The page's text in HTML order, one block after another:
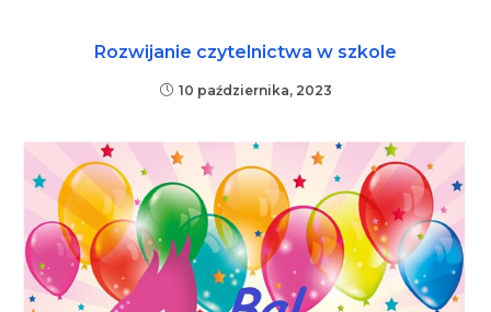
Rozwijanie czytelnictwa w szkole
10 października, 2023